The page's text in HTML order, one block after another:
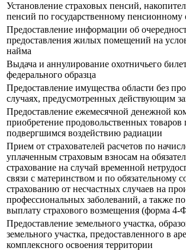
Установление страховых пенсий,
пенсий по государственному пенсионному
Предоставление информации об
предоставления жилых помещений на
найма
Выдача и аннулирование охотничьего
федерального образца
Предоставление имущества области без
случаях, предусмотренных действующим
Предоставление ежемесячной денежной
приобретение продовольственных товаров
подвергшимся воздействию радиации
Прием от страхователей расчетов по
уплаченным страховым взносам на
страхование на случай временной
связи с материнством и по обязательному
страхованию от несчастных случаев на
профессиональных заболеваний, а также
выплату страхового возмещения (форма
Предоставление земельного участка,
земельного участка, предоставленного в
комплексного освоения территории